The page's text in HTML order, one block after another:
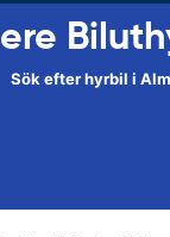
Sök efter hyrbil i